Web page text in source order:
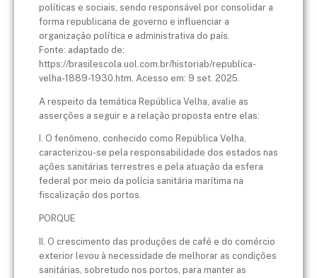
políticas e sociais, sendo responsável por consolidar a
forma republicana de governo e influenciar a
organização política e administrativa do país.
Fonte: adaptado de:
https://brasilescola.uol.com.br/historiab/republica-
velha-1889-1930.htm. Acesso em: 9 set. 2025.
A respeito da temática República Velha, avalie as
asserções a seguir e a relação proposta entre elas:
I. O fenômeno, conhecido como República Velha,
caracterizou-se pela responsabilidade dos estados nas
ações sanitárias terrestres e pela atuação da esfera
federal por meio da polícia sanitária marítima na
fiscalização dos portos.
PORQUE
II. O crescimento das produções de café e do comércio
exterior levou à necessidade de melhorar as condições
sanitárias, sobretudo nos portos, para manter as